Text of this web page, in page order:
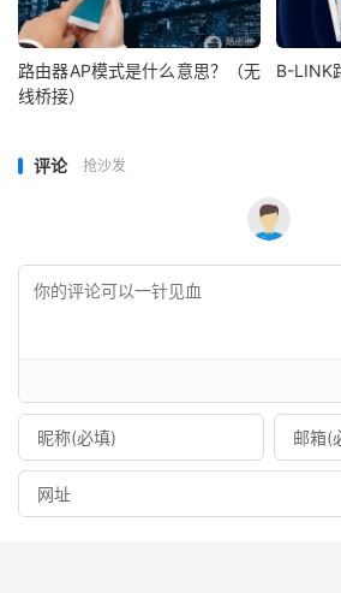
路由器AP模式是什么意思？（无
线桥接）
B-LINK
评论 抢沙发